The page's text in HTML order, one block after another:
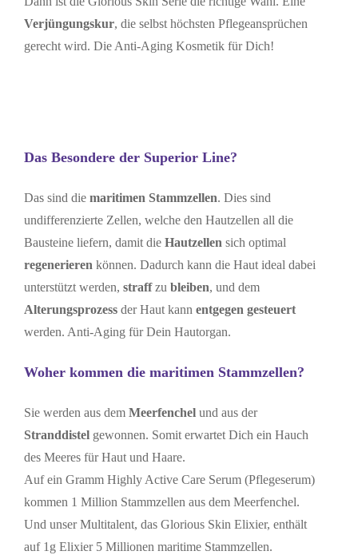
Verjüngungskur, die selbst höchsten Pflegeansprüchen
gerecht wird. Die Anti-Aging Kosmetik für Dich!
Das Besondere der Superior Line?
Das sind die maritimen Stammzellen. Dies sind
undifferenzierte Zellen, welche den Hautzellen all die
Bausteine liefern, damit die Hautzellen sich optimal
regenerieren können. Dadurch kann die Haut ideal dabei
unterstützt werden, straffzu bleiben, und dem
Alterungsprozess der Haut kann entgegen gesteuert
werden. Anti-Aging für Dein Hautorgan.
Woher kommen die maritimen Stammzellen?
Sie werden aus dem Meerfenchel und aus der
Stranddistel gewonnen. Somit erwartet Dich ein Hauch
des Meeres für Haut und Haare.
Auf ein Gramm Highly Active Care Serum (Pflegeserum)
kommen 1 Million Stammzellen aus dem Meerfenchel.
Und unser Multitalent, das Glorious Skin Elixier, enthält
auf 1g Elixier 5 Millionen maritime Stammzellen.